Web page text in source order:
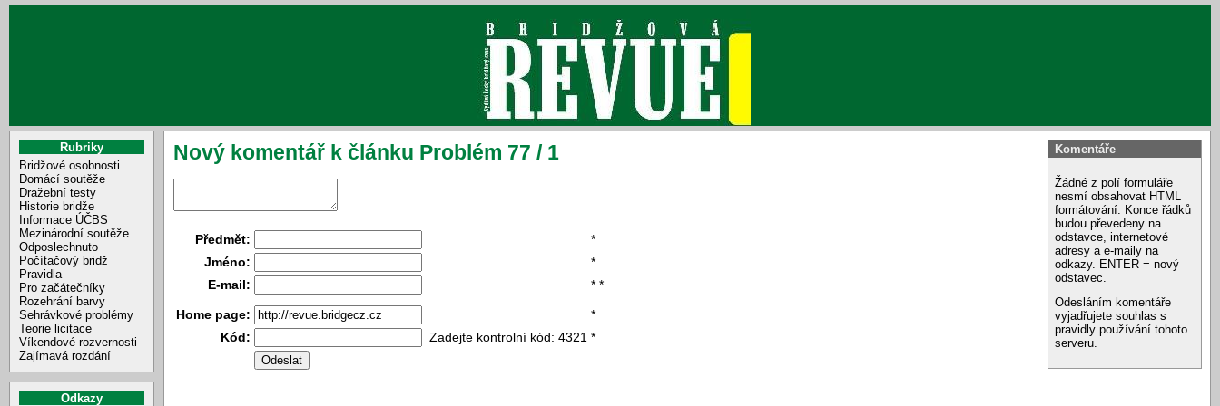
Rubriky
Bridžové osobnosti
Domácí soutěže
Dražební testy
Historie bridže
Informace ÚČBS
Mezinárodní soutěže
Odposlechnuto
Počítačový bridž
Pravidla
Pro začátečníky
Rozehrání barvy
Sehrávkové problémy
Teorie licitace
Víkendové rozvernosti
Zajímavá rozdání
Odkazy
Komentáře
Žádné z polí formuláře
nesmí obsahovat HTML
formátování. Konce řádků
budou převedeny na
odstavce, internetové
adresy a e-maily na
odkazy. ENTER = nový
odstavec.
Odesláním komentáře
vyjadřujete souhlas s
pravidly používání tohoto
serveru.
Nový komentář k článku Problém 77 / 1
Předmět:
*
Jméno:
*
E-mail:
* *
Home page:
*
Kód:
Zadejte kontrolní kód: 4321 *